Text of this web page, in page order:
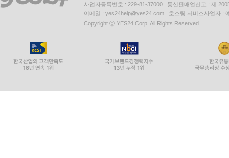
사업자등록번호 : 229-81-37000 통신판매업신고 : 제
이메일 : yes24help@yes24.com 호스팅 서비스사업자 :
Copyright ⓒ YES24 Corp. All Rights Reserved.